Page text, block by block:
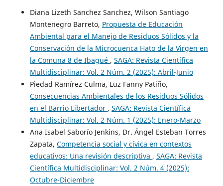
Diana Lizeth Sanchez Sanchez, Wilson Santiago
Montenegro Barreto, Propuesta de Educación
Ambiental para el Manejo de Residuos Sólidos y la
Conservación de la Microcuenca Hato de la Virgen en
la Comuna 8 de Ibagué , SAGA: Revista Científica
Multidisciplinar: Vol. 2 Núm. 2 (2025): Abril-Junio
Piedad Ramírez Culma, Luz Fanny Patiño,
Consecuencias Ambientales de los Residuos Sólidos
en el Barrio Libertador , SAGA: Revista Científica
Multidisciplinar: Vol. 2 Núm. 1 (2025): Enero-Marzo
Ana Isabel Saborío Jenkins, Dr. Ángel Esteban Torres
Zapata, Competencia social y cívica en contextos
educativos: Una revisión descriptiva , SAGA: Revista
Científica Multidisciplinar: Vol. 2 Núm. 4 (2025):
Octubre-Diciembre